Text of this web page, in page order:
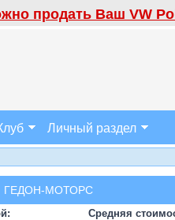
продать Ваш VW
Личный раздел
ГЕДОН-МОТОРС
Средняя